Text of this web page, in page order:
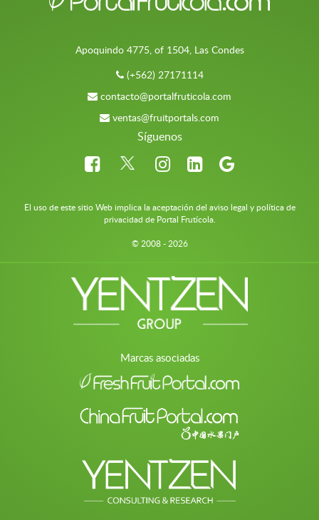
Apoquindo 4775, of 1504, Las Condes
(+562) 27171114
contacto@portalfruticola.com
ventas@fruitportals.com
Síguenos
El uso de este sitio Web implica la aceptación del aviso legal y política de
privacidad de Portal Frutícola.
© 2008 - 2026
Marcas asociadas